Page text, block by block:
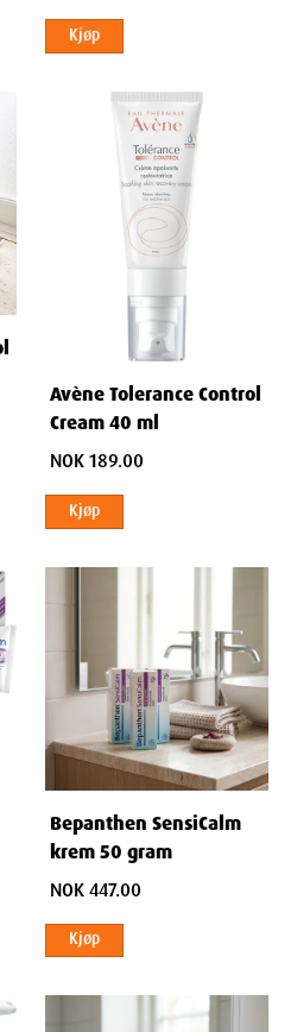
Kjøp
Avène Tolerance Control
Cream 40 ml
NOK 189.00
Kjøp
Bepanthen SensiCalm
krem 50 gram
NOK 447.00
Kjøp